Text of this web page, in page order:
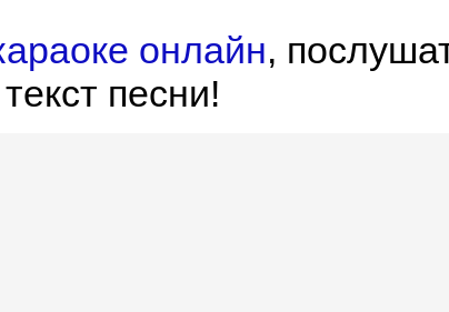
онлайн,
текст песни!